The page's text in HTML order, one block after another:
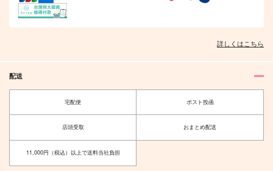
詳しくはこちら
配送
宅配便 ポスト投函
店頭受取 おまとめ配送
11,000円（税込）以上で送料当社負担